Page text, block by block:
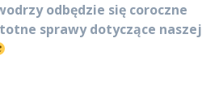
odbędzie się coroczne
sprawy dotyczące naszej